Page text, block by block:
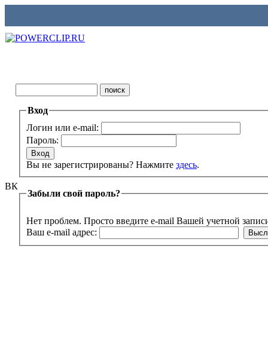
ВК
Вход
Логин или e-mail:
Пароль:
Вы не зарегистрированы? Нажмите здесь.
Забыли свой пароль?
Нет проблем. Просто введите e-mail Вашей учетной
Ваш e-mail адрес: